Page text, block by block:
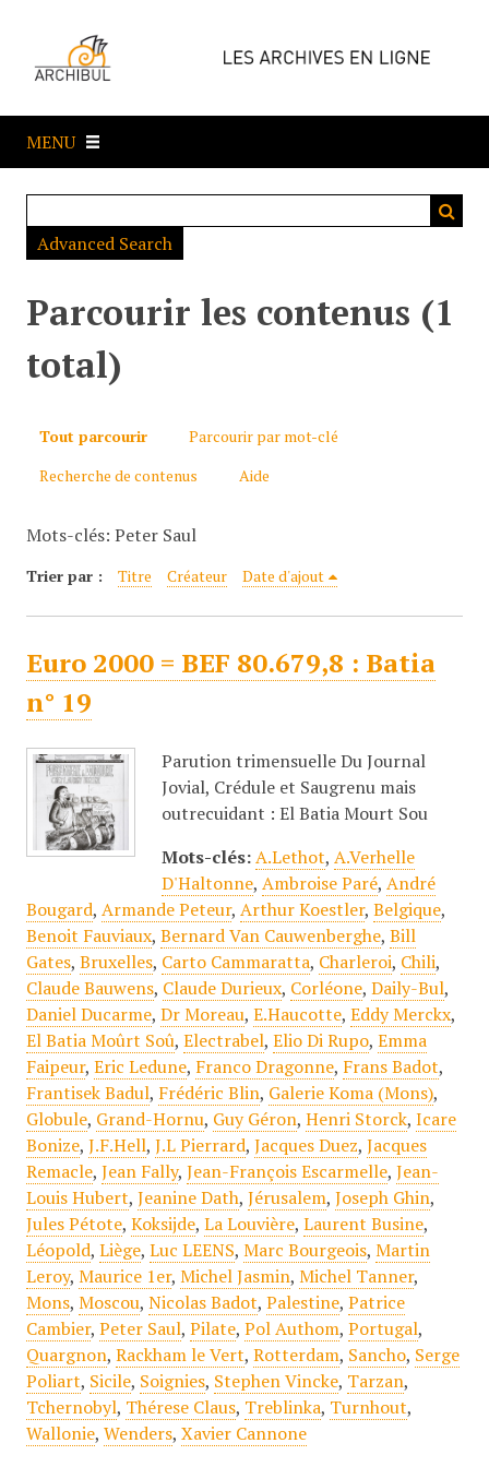
e
a
MENU
Advanced Search
Parcourir les contenus (1
total)
Tout parcourir
Parcourir par mot-clé
Recherche de contenus
Aide
Mots-clés: Peter Saul
Trier par : Titre Créateur Date d'ajout
Euro 2000 = BEF 80.679,8 : Batia
n° 19
Parution trimensuelle Du Journal
Jovial, Crédule et Saugrenu mais
outrecuidant : El Batia Mourt Sou
Mots-clés: A.Lethot, A.Verhelle
D'Haltonne, Ambroise Paré, André
Bougard, Armande Peteur, Arthur Koestler, Belgique,
Benoit Fauviaux, Bernard Van Cauwenberghe, Bill
Gates, Bruxelles, Carto Cammaratta, Charleroi, Chili,
Claude Bauwens, Claude Durieux, Corléone, Daily-Bul,
Daniel Ducarme, Dr Moreau, E.Haucotte, Eddy Merckx,
El Batia Moûrt Soû, Electrabel, Elio Di Rupo, Emma
Faipeur, Eric Ledune, Franco Dragonne, Frans Badot,
Frantisek Badul, Frédéric Blin, Galerie Koma (Mons),
Globule, Grand-Hornu, Guy Géron, Henri Storck, Icare
Bonize, J.F.Hell, J.L Pierrard, Jacques Duez, Jacques
Remacle, Jean Fally, Jean-François Escarmelle, Jean-
Louis Hubert, Jeanine Dath, Jérusalem, Joseph Ghin,
Jules Pétote, Koksijde, La Louvière, Laurent Busine,
Léopold, Liège, Luc LEENS, Marc Bourgeois, Martin
Leroy, Maurice 1er, Michel Jasmin, Michel Tanner,
Mons, Moscou, Nicolas Badot, Palestine, Patrice
Cambier, Peter Saul, Pilate, Pol Authom, Portugal,
Quargnon, Rackham le Vert, Rotterdam, Sancho, Serge
Poliart, Sicile, Soignies, Stephen Vincke, Tarzan,
Tchernobyl, Thérese Claus, Treblinka, Turnhout,
Wallonie, Wenders, Xavier Cannone